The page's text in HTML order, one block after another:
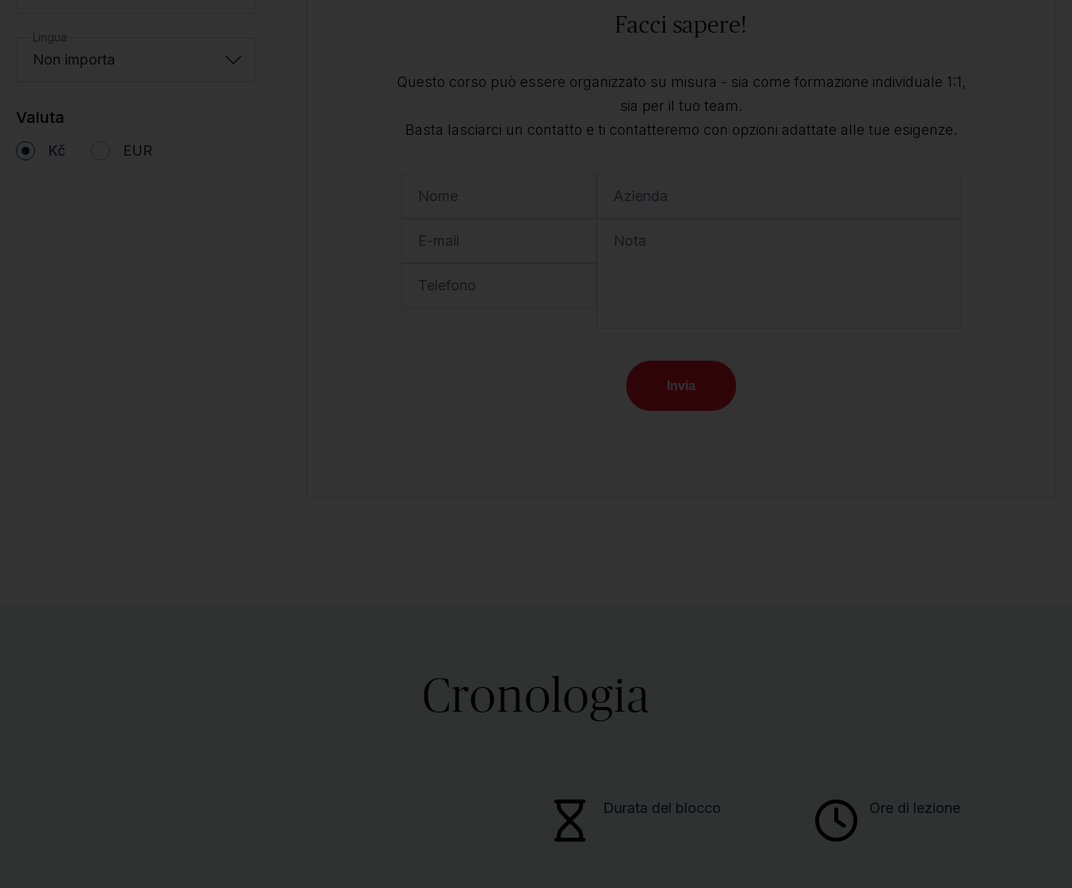
Lingua
Non importa
Valuta
Kč EUR
Facci sapere!
Questo corso può essere organizzato su misura - sia come formazione individuale 1:1,
sia per il tuo team.
Basta lasciarci un contatto e ti contatteremo con opzioni adattate alle tue esigenze.
Nome
E-mail
Telefono
Azienda
Nota
Invia
Cronologia
Durata del blocco Ore di lezione